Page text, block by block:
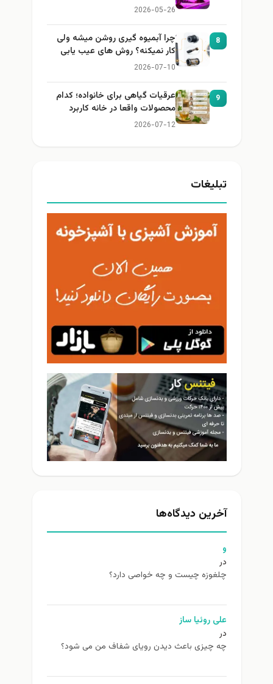
2026-05-26
8
چرا آبمیوه گیری روشن میشه ولی
کار نمیکنه؟ روش های عیب یابی
2026-07-10
9
عرقیات گیاهی برای خانواده؛ کدام
محصولات واقعا در خانه کاربرد
دارند؟
2026-07-12
تبلیغات
آخرین دیدگاه‌ها
و
در
چلغوزه چیست و چه خواصی دارد؟
علی روئیا ساز
در
چه چیزی باعث دیدن رویای شفاف من می شود؟